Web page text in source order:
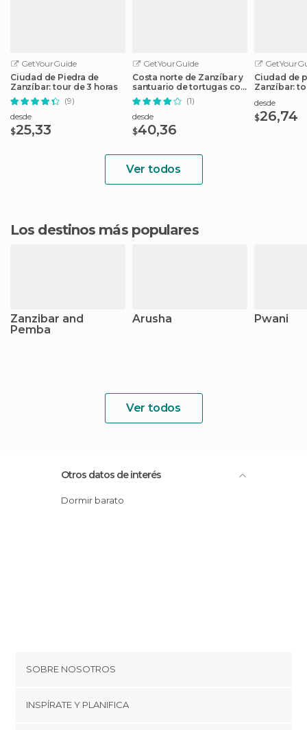
GetYourGuide
Ciudad de Piedra de
Zanzíbar: tour de 3 horas
(9)
desde
$25,33
GetYourGuide
Costa norte de Zanzíbar y
santuario de tortugas con
almuerzo
(1)
desde
$40,36
Ciudad de
Zanzíbar:
desde
$26,74
Ver todos
Los destinos más populares
Zanzibar and
Pemba
Arusha Pwani
Ver todos
Otros datos de interés
Dormir barato
SOBRE NOSOTROS
Cookies
INSPÍRATE Y PLANIFICA